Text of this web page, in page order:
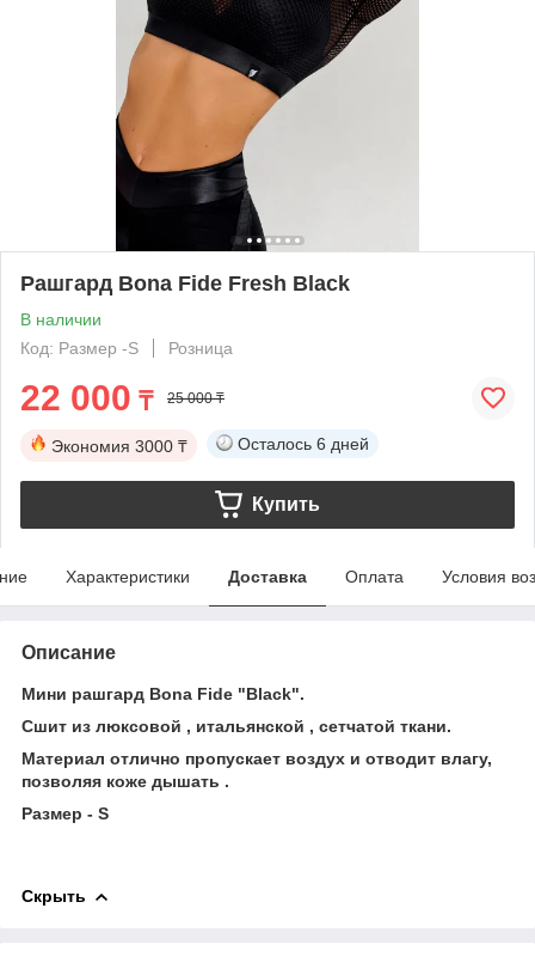
Рашгард Bona Fide Fresh Black
В наличии
Код: Размер -S
Розница
22 000 ₸ 25 000 ₸
Экономия 3000 ₸ Осталось 6 дней
Купить
Характеристики Доставка Оплата Условия
Описание
Мини рашгард Bona Fide "Black".
Сшит из люксовой , итальянской , сетчатой ткани.
Материал отлично пропускает воздух и отводит влагу,
позволяя коже дышать .
Размер - S
Скрыть